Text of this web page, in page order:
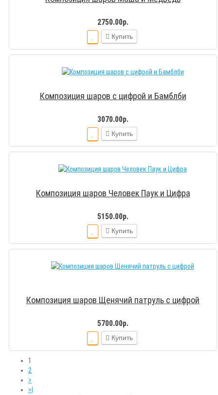
2750.00р.
Купить
Композиция шаров с цифрой и Бамблби
3070.00р.
Купить
Композиция шаров Человек Паук и Цифра
5150.00р.
Купить
Композиция шаров Щенячий патруль с цифрой
5700.00р.
Купить
1
2
>
>|